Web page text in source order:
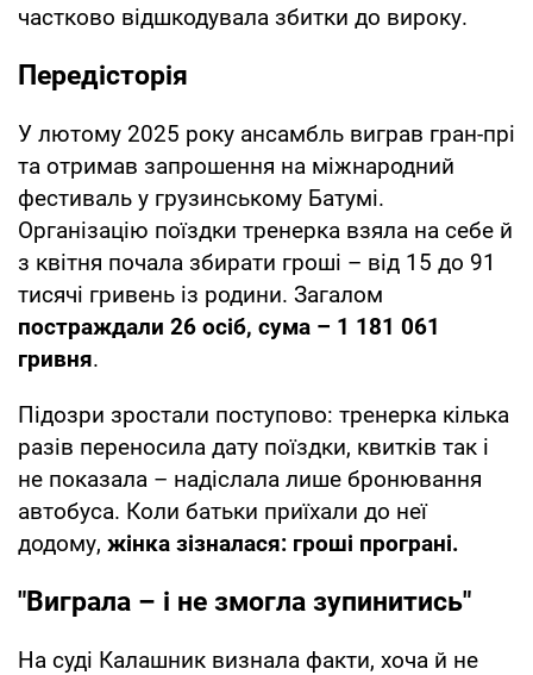
частково відшкодувала збитки до вироку.
Передісторія
У лютому 2025 року ансамбль виграв гран-прі
та отримав запрошення на міжнародний
фестиваль у грузинському Батумі.
Організацію поїздки тренерка взяла на себе й
з квітня почала збирати гроші – від 15 до 91
тисячі гривень із родини. Загалом
постраждали 26 осіб, сума – 1 181 061
гривня.
Підозри зростали поступово: тренерка кілька
разів переносила дату поїздки, квитків так і
не показала – надіслала лише бронювання
автобуса. Коли батьки приїхали до неї
додому, жінка зізналася: гроші програні.
"Виграла – і не змогла зупинитись"
На суді Калашник визнала факти, хоча й не